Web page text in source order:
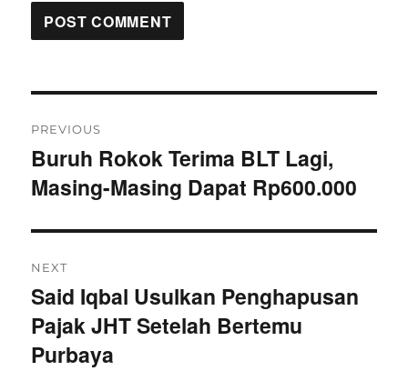
o
s
t
n
a
v
PREVIOUS
P
r
v
u
s
p
Buruh Rokok Terima BLT Lagi,
Masing-Masing Dapat Rp600.000
NEXT
N
e
x
Said Iqbal Usulkan Penghapusan
Pajak JHT Setelah Bertemu
Purbaya